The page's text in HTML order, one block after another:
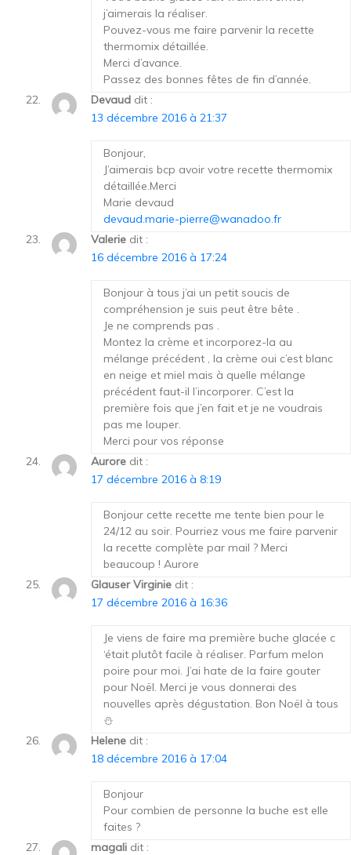
j’aimerais la réaliser.
Pouvez-vous me faire parvenir la recette
thermomix détaillée.
Merci d’avance.
Passez des bonnes fêtes de fin d’année.
Devaud dit :
13 décembre 2016 à 21:37
Bonjour,
J’aimerais bcp avoir votre recette thermomix
détaillée.Merci
Marie devaud
devaud.marie-pierre@wanadoo.fr
Valerie dit :
16 décembre 2016 à 17:24
Bonjour à tous j’ai un petit soucis de
compréhension je suis peut être bête .
Je ne comprends pas .
Montez la crème et incorporez-la au
mélange précédent , la crème oui c’est blanc
en neige et miel mais à quelle mélange
précédent faut-il l’incorporer. C’est la
première fois que j’en fait et je ne voudrais
pas me louper.
Merci pour vos réponse
Aurore dit :
17 décembre 2016 à 8:19
Bonjour cette recette me tente bien pour le
24/12 au soir. Pourriez vous me faire parvenir
la recette complète par mail ? Merci
beaucoup ! Aurore
Glauser Virginie dit :
17 décembre 2016 à 16:36
Je viens de faire ma première buche glacée c
‘était plutôt facile à réaliser. Parfum melon
poire pour moi. J’ai hate de la faire gouter
pour Noël. Merci je vous donnerai des
nouvelles après dégustation. Bon Noël à tous
⛄
Helene dit :
18 décembre 2016 à 17:04
Bonjour
Pour combien de personne la buche est elle
faites ?
magali dit :